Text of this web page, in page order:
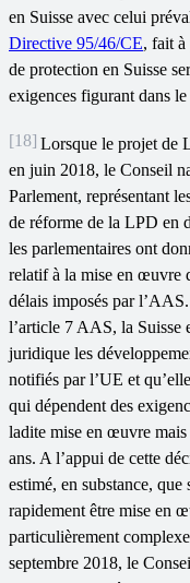
en Suisse avec celui
Directive 95/46/CE, fait à
de protection en Suisse
exigences figurant dans
[18] Lorsque le projet de
en juin 2018, le Conseil
Parlement, représentant
de réforme de la LPD en
les parlementaires ont
relatif à la mise en œuvre
délais imposés par
l’article 7 AAS, la Suisse
juridique les
notifiés par l’UE et
qui dépendent des
ladite mise en œuvre
ans. A l’appui de cette
estimé, en substance,
rapidement être mise en
particulièrement
septembre 2018, le